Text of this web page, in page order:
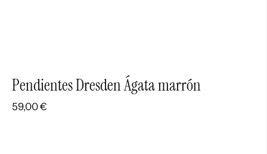
Pendientes Dresden Ágata marrón
59,00€